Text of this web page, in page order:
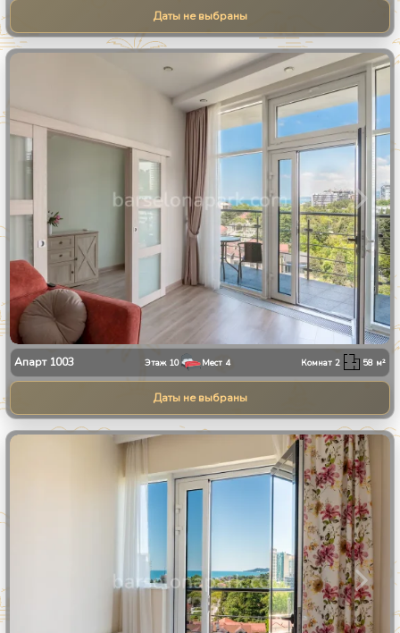
Даты не выбраны
25
Апарт 1003 Этаж 10 Мест 4 Комнат2 58 м²
Даты не выбраны